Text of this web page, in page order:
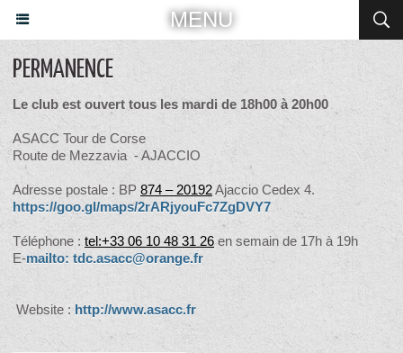
MENU
PERMANENCE
Le club est ouvert tous les mardi de 18h00 à 20h00
ASACC Tour de Corse
Route de Mezzavia - AJACCIO
Adresse postale : BP 874 – 20192Ajaccio Cedex 4.
https://goo.gl/maps/2rARjyouFc7ZgDVY7
Téléphone : tel:+33 06 10 48 31 26en semain de 17h à 19h
E-mailto: tdc.asacc@orange.fr
Website : http://www.asacc.fr